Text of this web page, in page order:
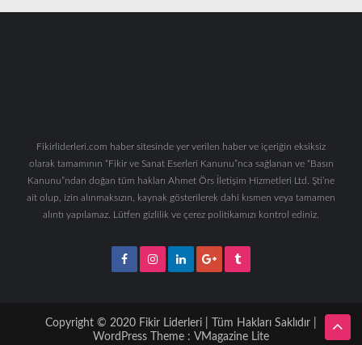
Fikirliderleri.com haber sitesinde yer verilen haber ve içeriğin eksiksiz
olarak tamamının “Fikir ve Sanat Eserleri Kanunu”nca sağlanan ve “Basın
Kanunu”ndan doğan tüm hakları Ahmet Örs İletişim Hizmetleri Ltd. Şti’ne
ait olup, izin alınmaksızın, kaynak gösterilerek dahi kısmen veya tamamen
alıntı yapılamaz. Lütfen gizlilik ve çerez politikamızı kontrol ediniz.
Copyright © 2020 Fikir Liderleri | Tüm Hakları Saklıdır |
WordPress Theme : VMagazine Lite